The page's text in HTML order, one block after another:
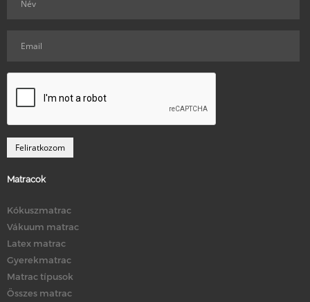
Matracok
Kókuszmatrac
Vákuum matrac
Latex matrac
Gyerekmatrac
Matrac típusok
Összes matrac